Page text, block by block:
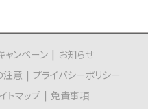
ャンペーン
お知らせ
注意
プライバシーポリシー
トマップ 免責事項